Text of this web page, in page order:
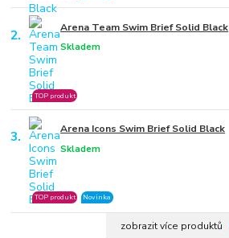
2. Arena Team Swim Brief Solid Black
Skladem
TOP produkt
3. Arena Icons Swim Brief Solid Black
Skladem
TOP produkt Novinka
zobrazit více produktů